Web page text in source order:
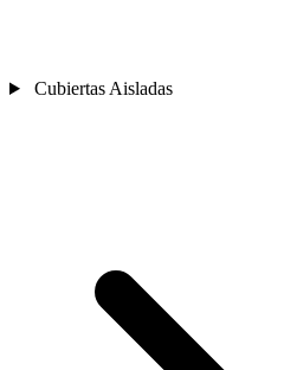
Cubiertas Aisladas